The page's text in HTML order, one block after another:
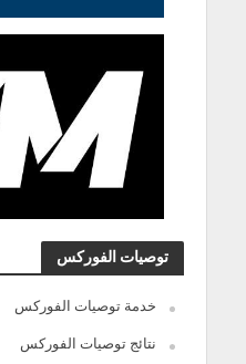
توصيات الفوركس
خدمة توصيات الفوركس
نتائج توصيات الفوركس